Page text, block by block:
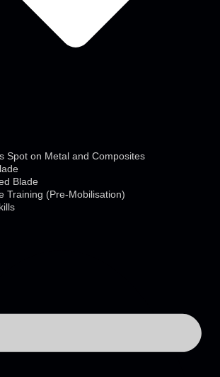
Spot on Metal and Composites
Blade
Training (Pre-Mobilisation)